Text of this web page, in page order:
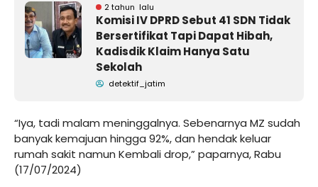
2 tahun lalu
Komisi IV DPRD Sebut 41 SDN Tidak
Bersertifikat Tapi Dapat Hibah,
Kadisdik Klaim Hanya Satu
Sekolah
detektif_jatim
“Iya, tadi malam meninggalnya. Sebenarnya MZ sudah
banyak kemajuan hingga 92%, dan hendak keluar
rumah sakit namun Kembali drop,” paparnya, Rabu
(17/07/2024)